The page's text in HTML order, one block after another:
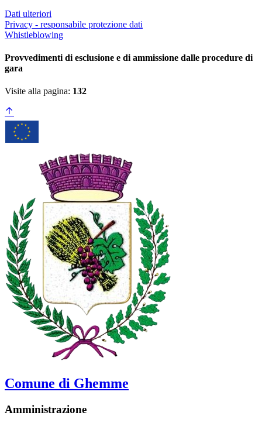
Dati ulteriori
Privacy - responsabile protezione dati
Whistleblowing
Provvedimenti di esclusione e di ammissione dalle procedure di
gara
Visite alla pagina: 132
Comune di Ghemme
Amministrazione